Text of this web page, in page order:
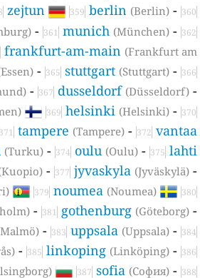
zejtun 359 berlin(Berlin) -360
-361 munich(München) -362
frankfurt-am-main(Frankfurt am
(Essen) -365 stuttgart(Stuttgart) -366
-367 dusseldorf(Düsseldorf) -
369 helsinki(Helsinki) -370
371 tampere(Tampere) -372 vantaa
(Turku) -374 oulu(Oulu) -375 lahti
(Kuopio) -377 jyvaskyla(Jyväskylä) -
379 noumea(Noumea) 380
-381 gothenburg(Göteborg) -
(Malmö) -383 uppsala(Uppsala) -384
-385 linkoping(Linköping) -386
387 sofia(София) -388